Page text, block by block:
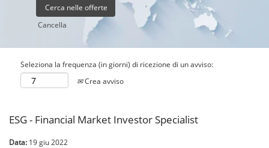
Cancella
Seleziona la frequenza (in giorni) di ricezione di un avviso:
Crea avviso
ESG - Financial Market Investor Specialist
Data: 19 giu 2022